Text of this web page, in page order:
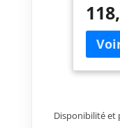
Disponibilité et